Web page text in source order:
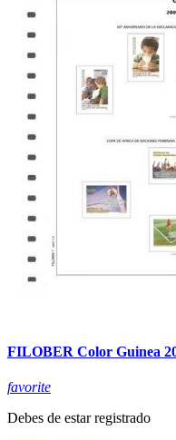
FILOBER Color Guinea
favorite
Debes de estar registrado